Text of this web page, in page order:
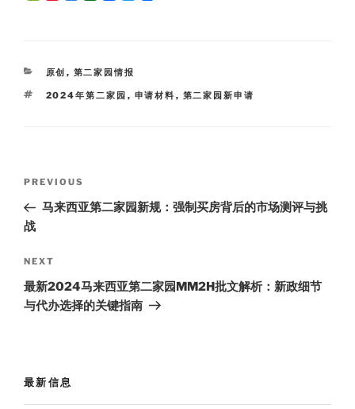
i
o
o
CATEGORIES
原创 , 第二家园情报
TAGS
2024年第二家园 , 申请材料 , 第二家园新申请
Previous
Post
PREVIOUS
马来西亚第二家园新规：强制买房背后的市场测评与挑
战
Next
Post
NEXT
最新2024马来西亚第二家园MM2H批文解析：新政细节
与代办选择的关键指南
最新信息